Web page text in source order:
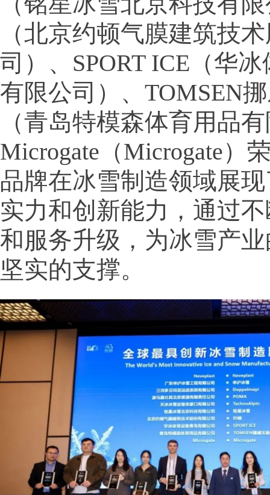
（北京约顿气膜建筑技
司）、SPORT ICE（华
有限公司）、TOMSEN
（青岛特模森体育用品
Microgate（Microgate）
品牌在冰雪制造领域展
实力和创新能力，通过
和服务升级，为冰雪产
坚实的支撑。